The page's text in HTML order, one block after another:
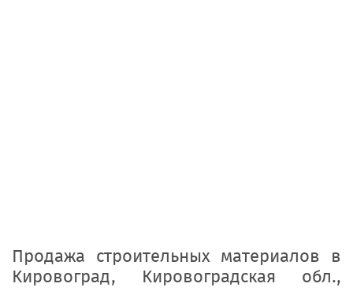
Продажа строительных материалов в
Кировоград, Кировоградская обл.,